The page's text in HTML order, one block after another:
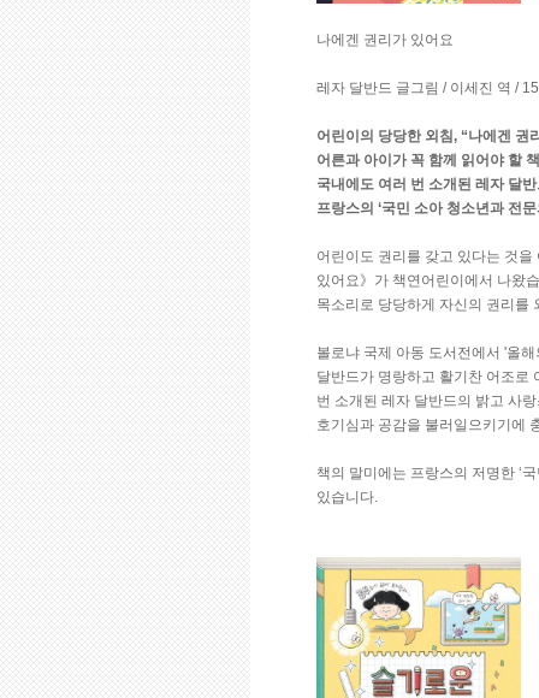
나에겐 권리가 있어요
레자 달반드 글그림 / 이세진 역 /
어린이의 당당한 외침, “나에겐 권
어른과 아이가 꼭 함께 읽어야 할 책
국내에도 여러 번 소개된 레자 달
프랑스의 ‘국민 소아 청소년과 전문
어린이도 권리를 갖고 있다는 것
있어요》가 책연어린이에서 나왔
목소리로 당당하게 자신의 권리를
볼로냐 국제 아동 도서전에서 '올
달반드가 명랑하고 활기찬 어조로
번 소개된 레자 달반드의 밝고 사
호기심과 공감을 불러일으키기에
책의 말미에는 프랑스의 저명한 ‘
있습니다.